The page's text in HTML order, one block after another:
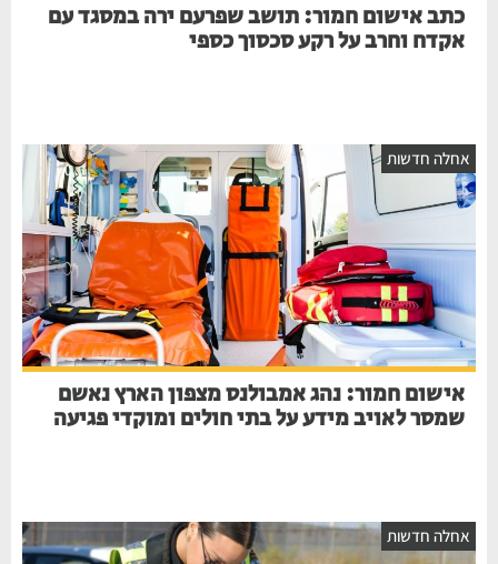
כתב אישום חמור: תושב שפרעם ירה במסגד עם
אקדח וחרב על רקע סכסוך כספי
חדשות
אישום חמור: נהג אמבולנס מצפון הארץ נאשם
שמסר לאויב מידע על בתי חולים ומוקדי פגיעה
חדשות